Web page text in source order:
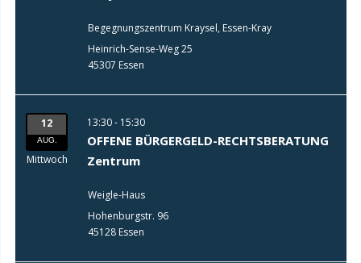
Begegnungszentrum Kraysel, Essen-Kray
Heinrich-Sense-Weg 25
45307 Essen
12
AUG.
Mittwoch
13:30 - 15:30
OFFENE BÜRGERGELD-RECHTSBERATUNG
Zentrum
Weigle-Haus
Hohenburgstr. 96
45128 Essen